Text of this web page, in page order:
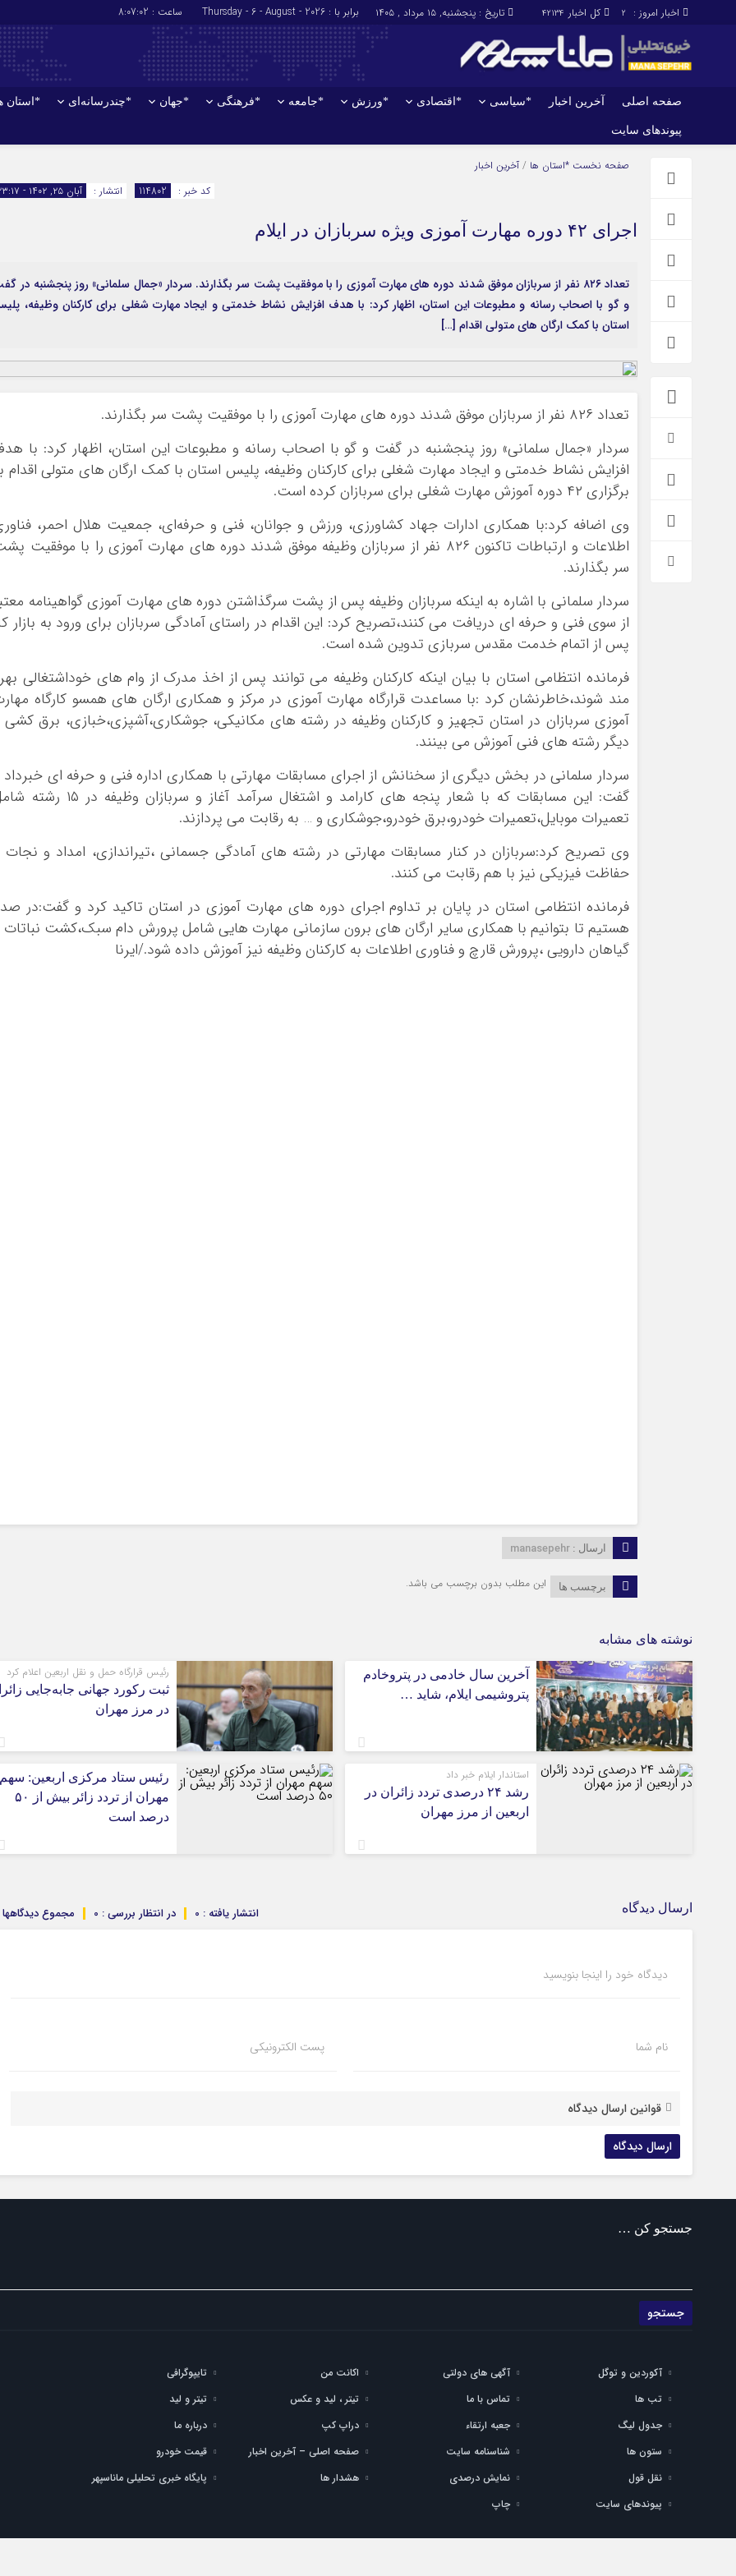
کل اخبار 42134 اخبار امروز : 2 تاریخ : پنجشنبه, ۱۵ مرداد , ۱۴۰۵ برابر با : Thursday - 6 - August - 2026 ساعت : 8:07:03
صفحه اصلی آخرین اخبار *سیاسی *اقتصادی *ورزش *جامعه *فرهنگی *جهان *چندرسانه‌ای *استان
پیوندهای سایت
صفحه اصلی
مجلس
احزاب و تشکلها
بانک ها
اخبار بورس
ارتباطات و
تبلیغات
*فرهنگی
ایثار و شهادت
دفاع مقدس
*جهان
بین الملل
آسیای غربی
آمریکا و اروپا
*چندرسانه‌ای
فیلم
اینفوگرافی
عکس
صوت و فیلم
*استان ها
آذربایجان
اردبیل
اصفهان
البرز
بوشهر
تهران
خراسان
خوزستان
صفحه نخست *استان ها / آخرین اخبار
انتشار :
آبان ۲۵, ۱۴۰۲ - ۲۳:۱۷ کد خبر : 114802
اجرای ۴۲ دوره مهارت آموزی ویژه سربازان در ایلام
تعداد ۸۲۶ نفر از سربازان موفق شدند دوره های مهارت آموزی را با موفقیت پشت سر بگذارند. سردار «جمال سلمانی» روز پنجشنبه در
و گو با اصحاب رسانه و مطبوعات این استان، اظهار کرد: با هدف افزایش نشاط خدمتی و ایجاد مهارت شغلی برای کارکنان وظیفه،
استان با کمک ارگان های متولی اقدام […]
تعداد ۸۲۶ نفر از سربازان موفق شدند دوره های مهارت آموزی را با موفقیت پشت سر بگذارند.
سردار «جمال سلمانی» روز پنجشنبه در گفت و گو با اصحاب رسانه و مطبوعات این استان، اظهار کرد: با
افزایش نشاط خدمتی و ایجاد مهارت شغلی برای کارکنان وظیفه، پلیس استان با کمک ارگان های متولی اقدام
برگزاری ۴۲ دوره آموزش مهارت شغلی برای سربازان کرده است.
وی اضافه کرد:با همکاری ادارات جهاد کشاورزی، ورزش و جوانان، فنی و حرفه‌ای، جمعیت هلال احمر،
اطلاعات و ارتباطات تاکنون ۸۲۶ نفر از سربازان وظیفه موفق شدند دوره های مهارت آموزی را با موفقیت
سر بگذارند.
سردار سلمانی با اشاره به اینکه سربازان وظیفه پس از پشت سرگذاشتن دوره های مهارت آموزی گواهینامه
از سوی فنی و حرفه ای دریافت می کنند،تصریح کرد: این اقدام در راستای آمادگی سربازان برای ورود به بازار
پس از اتمام خدمت مقدس سربازی تدوین شده است.
فرمانده انتظامی استان با بیان اینکه کارکنان وظیفه می توانند پس از اخذ مدرک از وام های خوداشتغالی
مند شوند،خاطرنشان کرد :با مساعدت قرارگاه مهارت آموزی در مرکز و همکاری ارگان های همسو کارگاه
آموزی سربازان در استان تجهیز و کارکنان وظیفه در رشته های مکانیکی، جوشکاری،آشپزی،خبازی، برق
دیگر رشته های فنی آموزش می بینند.
سردار سلمانی در بخش دیگری از سخنانش از اجرای مسابقات مهارتی با همکاری اداره فنی و حرفه ای
گفت: این مسابقات که با شعار پنجه های کارامد و اشتغال سرآمد آغاز و سربازان
تعمیرات موبایل،تعمیرات خودرو،برق خودرو،جوشکاری و … به رقابت می پردازند.
وی تصریح کرد:سربازان در کنار مسابقات مهارتی در رشته های آمادگی جسمانی ،تیراندازی، امداد و
حفاظت فیزیکی نیز با هم رقابت می کنند.
فرمانده انتظامی استان در پایان بر تداوم اجرای دوره های مهارت آموزی در استان تاکید کرد و گفت:در
هستیم تا بتوانیم با همکاری سایر ارگان های برون سازمانی مهارت هایی شامل پرورش دام سبک،کشت
گیاهان دارویی ،پرورش قارچ و فناوری اطلاعات به کارکنان وظیفه نیز آموزش داده شود./ایرنا
ارسال : manasepehr
برچسب ها این مطلب بدون برچسب می باشد.
نوشته های مشابه
آخرین سال خادمی در پتروخادم
پتروشیمی ایلام، شاید …
رئیس قرارگاه حمل و نقل اربعین اعلام کرد
ثبت رکورد جهانی جابه‌جایی
در مرز مهران
استاندار ایلام خبر داد
رشد ۲۴ درصدی تردد زائران در
اربعین از مرز مهران
رئیس ستاد مرکزی اربعین:
مهران از تردد زائر بیش از ۵۰
درصد است
ارسال دیدگاه مجموع دیدگاهها در انتظار بررسی : 0 انتشار یافته : 0
دیدگاه خود را اینجا بنویسید
نام شما پست الکترونیکی
قوانین ارسال دیدگاه
جستجو کن …
آکوردین و توگل آگهی های دولتی اکانت من
تایپوگرافی
تب ها
تماس با ما تیتر ، لید و عکس
تیتر و لید
جدول لیگ
جعبه ارتقاء دراپ کپ
درباره ما
ستون ها
شناسنامه سایت صفحه اصلی – آخرین اخبار
قیمت خودرو
نقل قول
نمایش درصدی هشدار ها
پایگاه خبری تحلیلی ماناسپهر
پیوندهای سایت
چاپ